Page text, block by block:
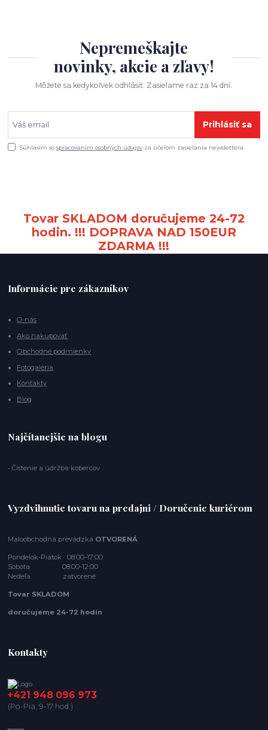
Nepremeškajte
novinky, akcie a zľavy!
Môžete sa kedykoľvek odhlásiť. Zasielame raz za 14 dní.
Prihlásiť sa
Súhlasím sospracovaním osobných údajov za účelom zasielania newslettera.
Tovar SKLADOM doručujeme 24-72
hodin. !!! DOPRAVA NAD 150EUR
ZDARMA !!!
Informácie pre zákazníkov
O nás
Ako nakupovať
Obchodné podmienky
Fotogaléria
Kontakty
Blog
Najčítanejšie na blogu
• Čistenie a údržba kobercov
Vyzdvihnutie tovaru na predajni / Doručenie kuriérom
Maloobchodná prevádzka OTVORENÁ
Pondelok-Piatok 08:00-17:00
Sobota 08:00-12:00
Nedeľa zatvorené
Tovar SKLADOM
doručujeme 24-72 hodín
Kontakty
+421 948 096 973
(Po-Pia, 9-17 hod.)